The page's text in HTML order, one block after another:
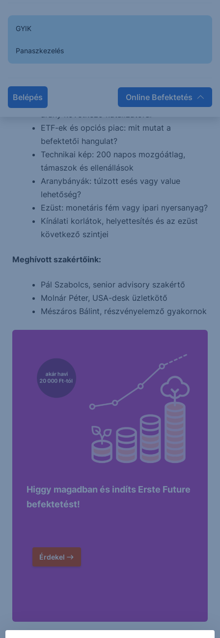
GYIK
Panaszkezelés
Belépés Online Befektetés
Jegybanki aranyvásárlások és a dollár
szerepének átalakulása
jegybanki tartalékokban?
Amerikai adatok, Fed-várakozások és az
arany következő katalizátorai
ETF-ek és opciós piac: mit mutat a
befektetői hangulat?
Technikai kép: 200 napos mozgóátlag,
támaszok és ellenállások
Aranybányák: túlzott esés vagy value
lehetőség?
Ezüst: monetáris fém vagy ipari nyersanyag?
Kínálati korlátok, helyettesítés és az ezüst
következő szintjei
Meghívott szakértőink:
Pál Szabolcs, senior advisory szakértő
Molnár Péter, USA-desk üzletkötő
Mészáros Bálint, részvényelemző gyakornok
Higgy magadban és indíts Erste Future
befektetést!
Érdekel